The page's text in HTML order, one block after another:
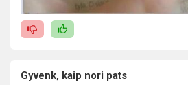
Gyvenk, kaip nori pats